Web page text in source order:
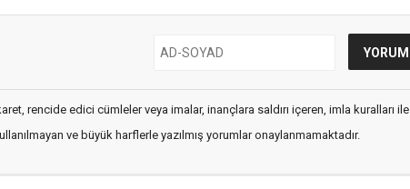
rencide edici cümleler veya imalar, inançlara saldırı içeren, imla kuralları ile
ve büyük harflerle yazılmış yorumlar onaylanmamaktadır.